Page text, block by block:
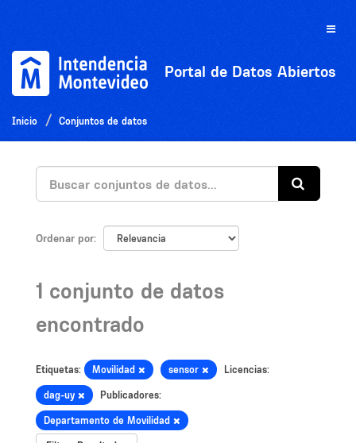
Toggle
Portal de Datos Abiertos
Inicio Conjuntos de datos
Ordenar por
1 conjunto de datos
encontrado
Etiquetas: Movilidad sensor Licencias:
dag-uy Publicadores:
Departamento de Movilidad